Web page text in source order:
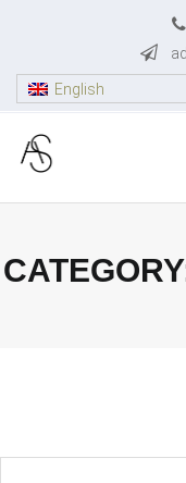
English